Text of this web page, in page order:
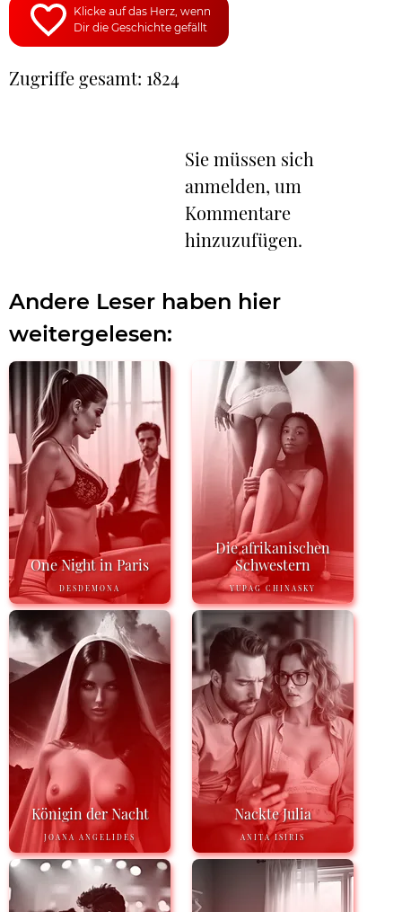
Klicke auf das Herz, wenn
Dir die Geschichte gefällt
Zugriffe gesamt: 1824
Sie müssen sich
anmelden, um
Kommentare
hinzuzufügen.
Andere Leser haben hier
weitergelesen:
One Night in Paris
DESDEMONA
Die afrikanischen
Schwestern
YUPAG CHINASKY
Königin der Nacht
JOANA ANGELIDES
Nackte Julia
ANITA ISIRIS